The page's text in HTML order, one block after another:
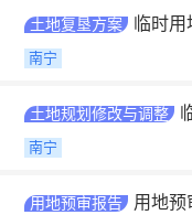
土地复垦方案 临时
南宁
土地规划修改与调整
南宁
用地预审报告 用地预